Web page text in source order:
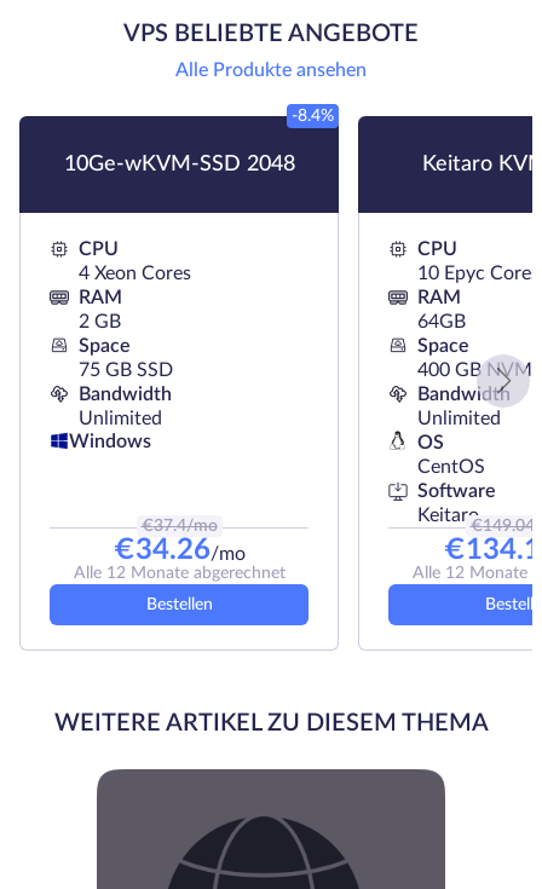
VPS BELIEBTE ANGEBOTE
Alle Produkte ansehen
10Ge-wKVM-SSD 2048
-8.4%
CPU
4 Xeon Cores
RAM
2 GB
Space
75 GB SSD
Bandwidth
Unlimited
Windows
€37.4/mo
€34.26/mo
Alle 12 Monate abgerechnet
Bestellen
Keitaro
CPU
10 Epyc Cores
RAM
64GB
Space
400 GB NVMe
Bandwidth
Unlimited
OS
CentOS
Software
Keitaro
€149.04
€
Alle 12 Monate
WEITERE ARTIKEL ZU DIESEM THEMA